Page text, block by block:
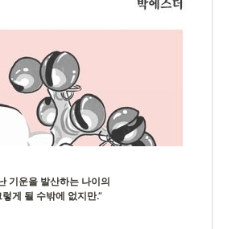
기운을 발산하는 나이의
게 될 수밖에 없지만.”